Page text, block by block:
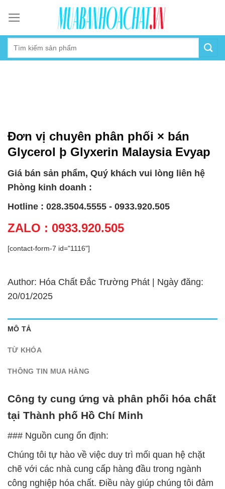
content
Đơn vị chuyên phân phối × bán
Glycerol þ Glyxerin Malaysia Evyap
Giá bán sản phẩm, Quý khách vui lòng liên hệ
Phòng kinh doanh :
Hotline : 028.3504.5555 - 0933.920.505
ZALO : 0933.920.505
[contact-form-7 id="1116"]
Author: Hóa Chất Đắc Trường Phát | Ngày đăng:
20/01/2025
MÔ TẢ
TỪ KHÓA
THÔNG TIN MUA HÀNG
Công ty cung ứng và phân phối hóa chất
tại Thành phố Hồ Chí Minh
### Nguồn cung ổn định:
Chúng tôi tự hào về việc duy trì mối quan hệ chặt
chẽ với các nhà cung cấp hàng đầu trong ngành
công nghiệp hóa chất. Điều này giúp chúng tôi đảm